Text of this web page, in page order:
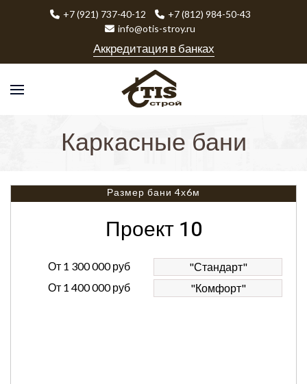
+7 (921) 737-40-12
+7 (812) 984-50-43
info@otis-stroy.ru
Аккредитация в банках
Каркасные бани
Размер бани 4х6м
Проект 10
От 1 300 000 руб
"Стандарт"
От 1 400 000 руб "Комфорт"